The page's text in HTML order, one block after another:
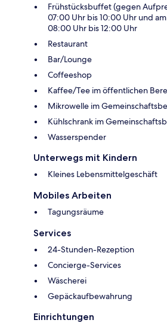
Frühstücksbuffet (gegen
07:00 Uhr bis 10:00 Uhr und
08:00 Uhr bis 12:00 Uhr
Restaurant
Bar/Lounge
Coffeeshop
Kaffee/Tee im öffentlichen
Mikrowelle im
Kühlschrank im
Wasserspender
Unterwegs mit Kindern
Kleines Lebensmittelgeschäft
Mobiles Arbeiten
Tagungsräume
Services
24-Stunden-Rezeption
Concierge-Services
Wäscherei
Gepäckaufbewahrung
Einrichtungen